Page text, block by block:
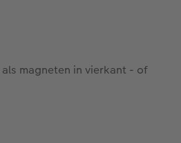
magneten in vierkant - of